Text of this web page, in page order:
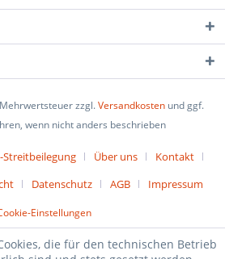
zzgl.Versandkosten und ggf.
wenn nicht anders beschrieben
Streitbeilegung Über uns
Kontakt
Datenschutz AGB Impressum
Einstellungen
die für den technischen Betrieb